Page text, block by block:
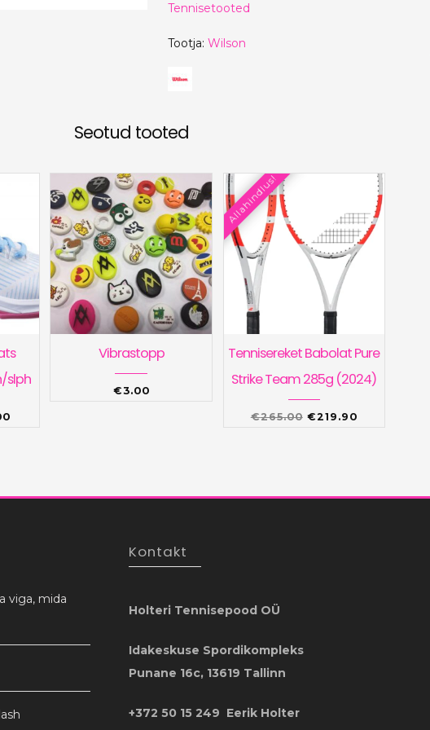
Tennisetooted
Tootja:Wilson
Seotud tooted
slph
Praegune
Vibrastopp
€3.00
Allahindlus!
Tennisereket Babolat Pure
Strike Team 285g (2024)
€265.00 Algne
€219.90Praegune
viga, mida
Kontakt
Holteri Tennisepood OÜ
Idakeskuse Spordikompleks
Punane 16c, 13619 Tallinn
+372 50 15 249 Eerik Holter